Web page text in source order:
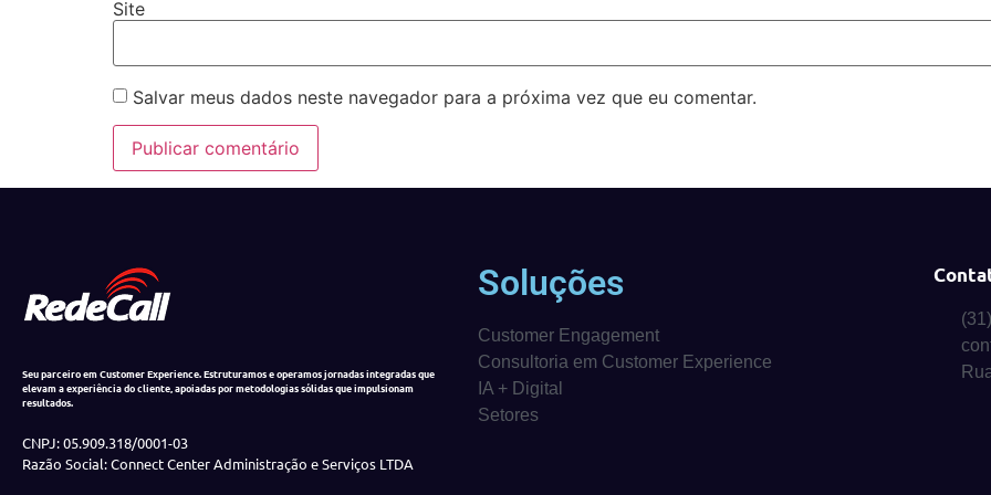
Site
Salvar meus dados neste navegador para a próxima vez que eu comentar.
Seu parceiro em Customer Experience. Estruturamos e operamos jornadas integradas que
elevam a experiência do cliente, apoiadas por metodologias sólidas que impulsionam
resultados.
CNPJ: 05.909.318/0001-03
Razão Social: Connect Center Administração e Serviços LTDA
Soluções
Customer Engagement
Consultoria em Customer Experience
IA + Digital
Setores